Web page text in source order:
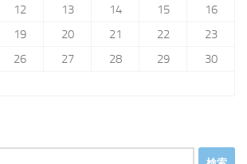
12 13 14 15
16
19 20 21 22
23
26 27 28 29
30